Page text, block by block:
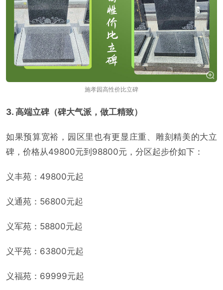
施孝园高性价比立碑
3. 高端立碑（碑大气派，做工精致）
如果预算宽裕，园区里也有更显庄重、雕刻精美的大立
碑，价格从49800元到98800元，分区起步价如下：
义丰苑：49800元起
义通苑：56800元起
义军苑：58800元起
义平苑：63800元起
义福苑：69999元起